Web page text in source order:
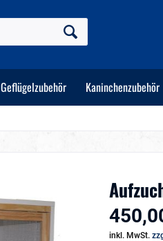
Geflügelzubehör Kaninchenzubehör
inkl. MwSt.